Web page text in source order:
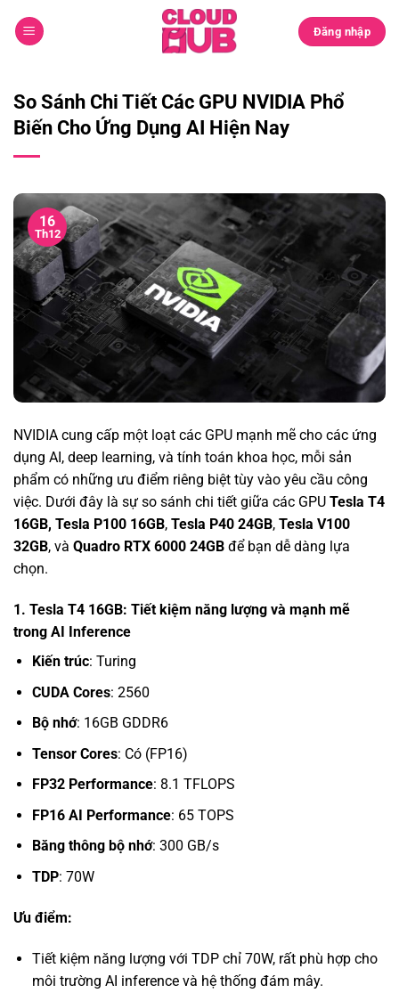
đến
Đăng nhập
So Sánh Chi Tiết Các GPU NVIDIA Phổ
Biến Cho Ứng Dụng AI Hiện Nay
16
Th12
NVIDIA cung cấp một loạt các GPU mạnh mẽ cho các ứng
dụng AI, deep learning, và tính toán khoa học, mỗi sản
phẩm có những ưu điểm riêng biệt tùy vào yêu cầu công
việc. Dưới đây là sự so sánh chi tiết giữa các GPU Tesla T4
16GB, Tesla P100 16GB, Tesla P40 24GB, Tesla V100
32GB, và Quadro RTX 6000 24GB để bạn dễ dàng lựa
chọn.
1. Tesla T4 16GB: Tiết kiệm năng lượng và mạnh mẽ
trong AI Inference
Kiến trúc: Turing
CUDA Cores: 2560
Bộ nhớ: 16GB GDDR6
Tensor Cores: Có (FP16)
FP32 Performance: 8.1 TFLOPS
FP16 AI Performance: 65 TOPS
Băng thông bộ nhớ: 300 GB/s
TDP: 70W
Ưu điểm:
Tiết kiệm năng lượng với TDP chỉ 70W, rất phù hợp cho
môi trường AI inference và hệ thống đám mây.